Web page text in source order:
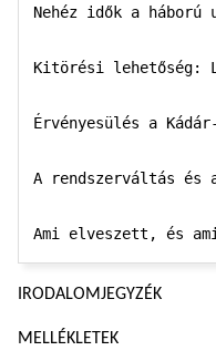
Nehéz idők a háború
Kitörési lehetőség:
Érvényesülés a
A rendszerváltás és
IRODALOMJEGYZÉK
MELLÉKLETEK